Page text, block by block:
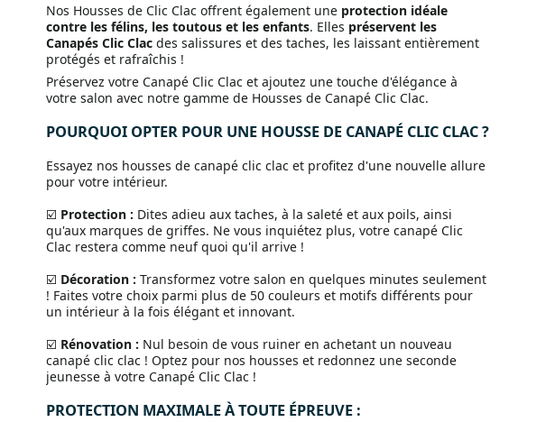
Nos Housses de Clic Clac offrent également une protection idéale
contre les félins, les toutous et les enfants. Elles préservent les
Canapés Clic Clacdes salissures et des taches, les laissant entièrement
protégés et rafraîchis !
Préservez votre Canapé Clic Clac et ajoutez une touche d'élégance à
votre salon avec notre gamme de Housses de Canapé Clic Clac.
POURQUOI OPTER POUR UNE HOUSSE DE CANAPÉ CLIC CLAC ?
Essayez nos housses de canapé clic clac et profitez d'une nouvelle allure
pour votre intérieur.
☑️ Protection : Dites adieu aux taches, à la saleté et aux poils, ainsi
qu'aux marques de griffes. Ne vous inquiétez plus, votre canapé Clic
Clac restera comme neuf quoi qu'il arrive !
☑️ Décoration : Transformez votre salon en quelques minutes seulement
! Faites votre choix parmi plus de 50 couleurs et motifs différents pour
un intérieur à la fois élégant et innovant.
☑️ Rénovation : Nul besoin de vous ruiner en achetant un nouveau
canapé clic clac ! Optez pour nos housses et redonnez une seconde
jeunesse à votre Canapé Clic Clac !
PROTECTION MAXIMALE À TOUTE ÉPREUVE :